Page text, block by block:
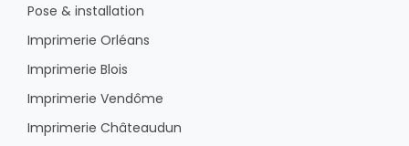
Pose & installation
Imprimerie Orléans
Imprimerie Blois
Imprimerie Vendôme
Imprimerie Châteaudun